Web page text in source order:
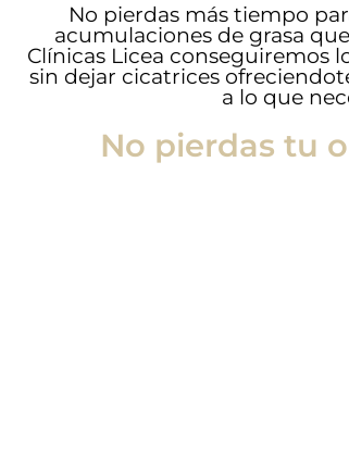
No pierdas más tiempo
acumulaciones de grasa
Clínicas Licea conseguiremos
sin dejar cicatrices
a lo que
No pierdas tu